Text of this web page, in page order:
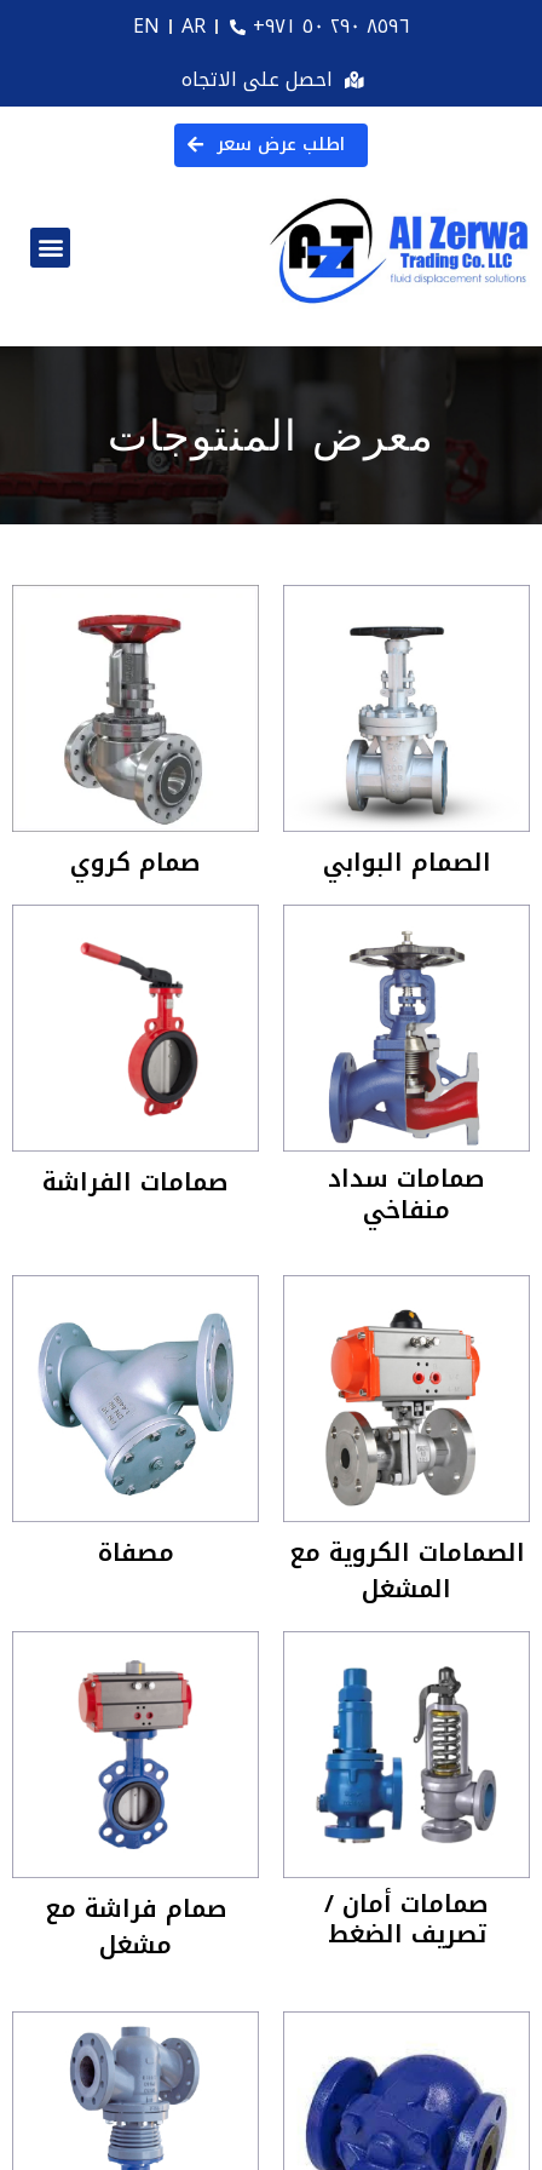
EN AR
+۹۷۱ ٥۰ ۲۹۰ ۸٥۹٦
احصل على الاتجاه
اطلب عرض سعر
معرض المنتوجات
الصمام البوابي صمام كروي
صمامات سداد
منفاخي
صمامات الفراشة
الصمامات الكروية مع
المشغل
مصفاة
صمامات أمان /
تصريف الضغط
صمام فراشة مع
مشغل